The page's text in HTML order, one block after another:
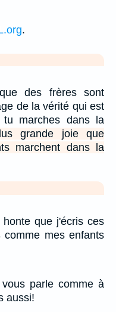
.
des frères sont
de la vérité qui est
marches dans la
grande joie que
marchent dans la
que j'écris ces
mes enfants
parle comme à
aussi!